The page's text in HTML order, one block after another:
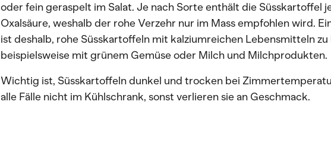
oder fein geraspelt im Salat. Je nach Sorte enthält die Süsskartoffel
Oxalsäure, weshalb der rohe Verzehr nur im Mass empfohlen wird.
ist deshalb, rohe Süsskartoffeln mit kalziumreichen Lebensmitteln
beispielsweise mit grünem Gemüse oder Milch und Milchprodukten.
Wichtig ist, Süsskartoffeln dunkel und trocken bei
alle Fälle nicht im Kühlschrank, sonst verlieren sie an Geschmack.